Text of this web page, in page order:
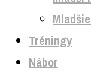
Tréningy
Nábor